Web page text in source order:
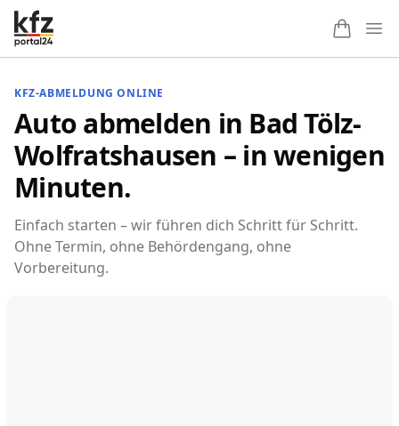
KFZ-ABMELDUNG ONLINE
Auto abmelden in Bad Tölz-
Wolfratshausen – in wenigen
Minuten.
Einfach starten – wir führen dich Schritt für Schritt.
Ohne Termin, ohne Behördengang, ohne
Vorbereitung.